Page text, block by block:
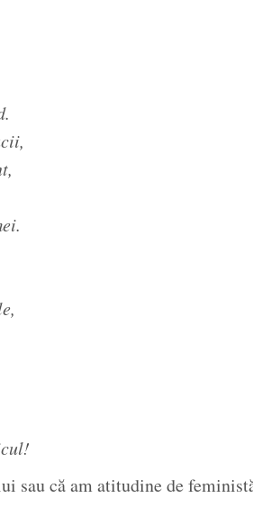
sau că am atitudine de